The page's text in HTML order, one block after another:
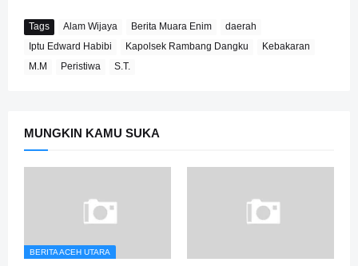
Tags Alam Wijaya Berita Muara Enim
daerah
Iptu Edward Habibi
Kapolsek Rambang Dangku
Kebakaran
M.M
Peristiwa S.T.
MUNGKIN KAMU SUKA
BERITA ACEH UTARA